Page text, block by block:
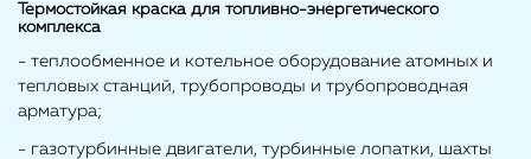
Термостойкая краска для топливно-энергетического
комплекса
- теплообменное и котельное оборудование атомных и
тепловых станций, трубопроводы и трубопроводная
арматура;
- газотурбинные двигатели, турбинные лопатки, шахты